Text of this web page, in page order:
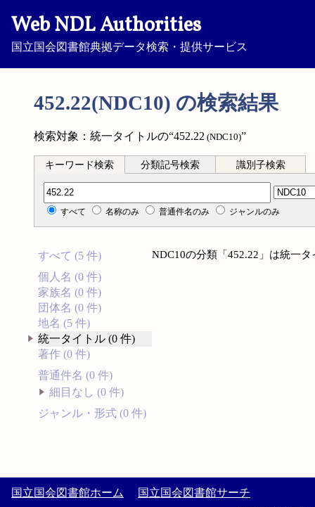
Web NDL Authorities
国立国会図書館典拠データ検索・提供サービス
452.22(NDC10) の検索結果
検索対象：統一タイトルの“452.22 (NDC10)”
キーワード検索 分類記号検索 識別子検索
分類記号検索
すべて 名称のみ 普通件名のみ ジャンルのみ
すべて (5 件)
個人名 (0 件)
家族名 (0 件)
団体名 (0 件)
地名 (5 件)
統一タイトル (0 件)
著作 (0 件)
普通件名 (0 件)
細目なし (0 件)
ジャンル・形式 (0 件)
NDC10の分類「452.22」は統一
国立国会図書館ホーム 国立国会図書館サーチ